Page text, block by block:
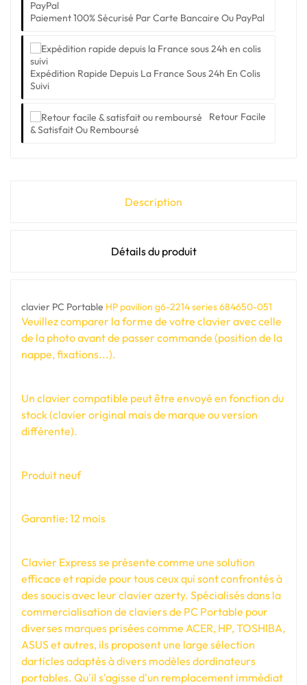
Paiement 100% Sécurisé Par Carte Bancaire Ou PayPal
Expédition Rapide Depuis La France Sous 24h En Colis
Suivi
Retour Facile
& Satisfait Ou Remboursé
Description
Détails du produit
clavier PC Portable HP pavilion g6-2214 series 684650-051
Veuillez comparer la forme de votre clavier avec celle
de la photo avant de passer commande (position de la
nappe, fixations...).
Un clavier compatible peut être envoyé en fonction du
stock (clavier original mais de marque ou version
différente).
Produit neuf
Garantie: 12 mois
Clavier Express se présente comme une solution
efficace et rapide pour tous ceux qui sont confrontés à
des soucis avec leur clavier azerty. Spécialisés dans la
commercialisation de claviers de PC Portable pour
diverses marques prisées comme ACER, HP, TOSHIBA,
ASUS et autres, ils proposent une large sélection
darticles adaptés à divers modèles dordinateurs
portables. Qu'il s'agisse d'un remplacement immédiat